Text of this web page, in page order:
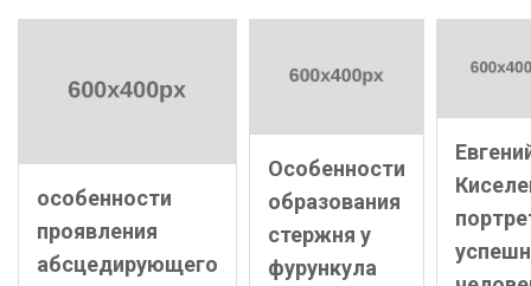
особенности
проявления
абсцедирующего
Особенности
образования
стержня у
фурункула